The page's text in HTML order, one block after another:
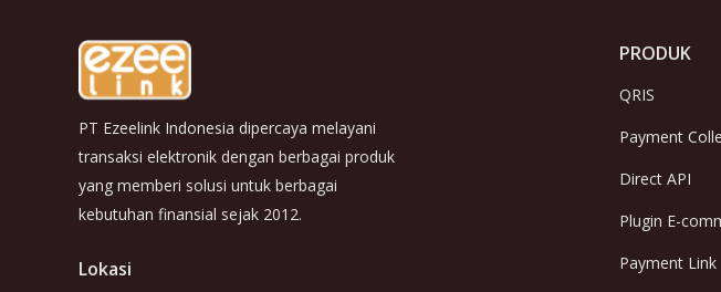
PT Ezeelink Indonesia dipercaya melayani
transaksi elektronik dengan berbagai produk
yang memberi solusi untuk berbagai
kebutuhan finansial sejak 2012.
Lokasi
PRODUK
QRIS
Payment
Direct API
Plugin E-
Payment Link